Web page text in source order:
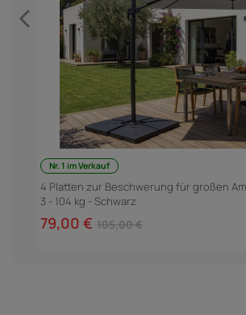
Nr. 1 im Verkauf
4 Platten zur Beschwerung für großen
3 - 104 kg - Schwarz
79,00 € 105,00 €